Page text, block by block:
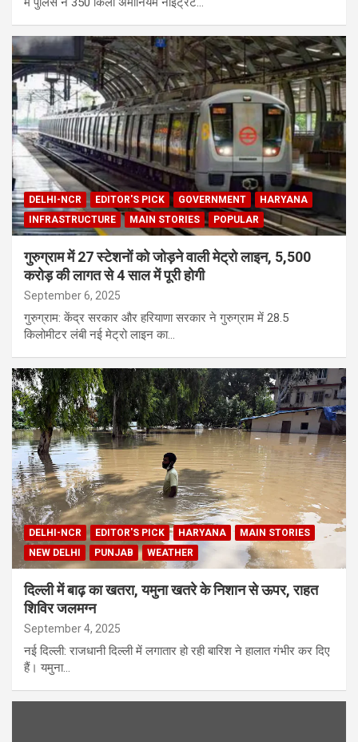
DELHI-NCR EDITOR'S PICK GOVERNMENT
HARYANA
INFRASTRUCTURE
MAIN STORIES POPULAR
गुरुग्राम में 27 स्टेशनों को जोड़ने वाली मेट्रो लाइन, 5,500
करोड़ की लागत से 4 साल में पूरी होगी
September 6, 2025
गुरुग्राम: केंद्र सरकार और हरियाणा सरकार ने गुरुग्राम में 28.5
किलोमीटर लंबी नई मेट्रो लाइन का…
DELHI-NCR EDITOR'S PICK HARYANA
MAIN STORIES
NEW DELHI
PUNJAB WEATHER
दिल्ली में बाढ़ का खतरा, यमुना खतरे के निशान से ऊपर, राहत
शिविर जलमग्न
September 4, 2025
नई दिल्ली: राजधानी दिल्ली में लगातार हो रही बारिश ने हालात गंभीर कर दिए
हैं। यमुना…